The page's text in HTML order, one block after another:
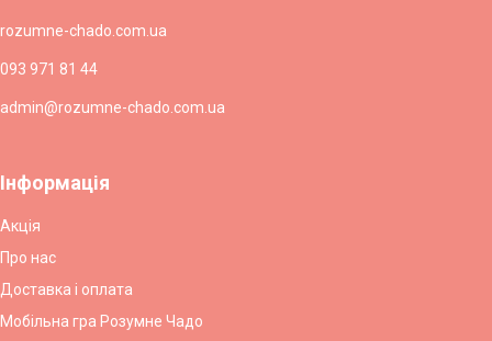
rozumne-chado.com.ua
093 971 81 44
admin@rozumne-chado.com.ua
Інформація
Акція
Про нас
Доставка і оплата
Мобільна гра Розумне Чадо